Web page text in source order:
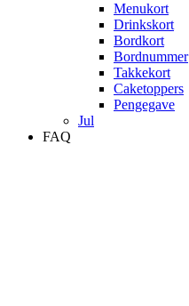
Menukort
Drinkskort
Bordkort
Bordnummer
Takkekort
Caketoppers
Pengegave
Jul
FAQ